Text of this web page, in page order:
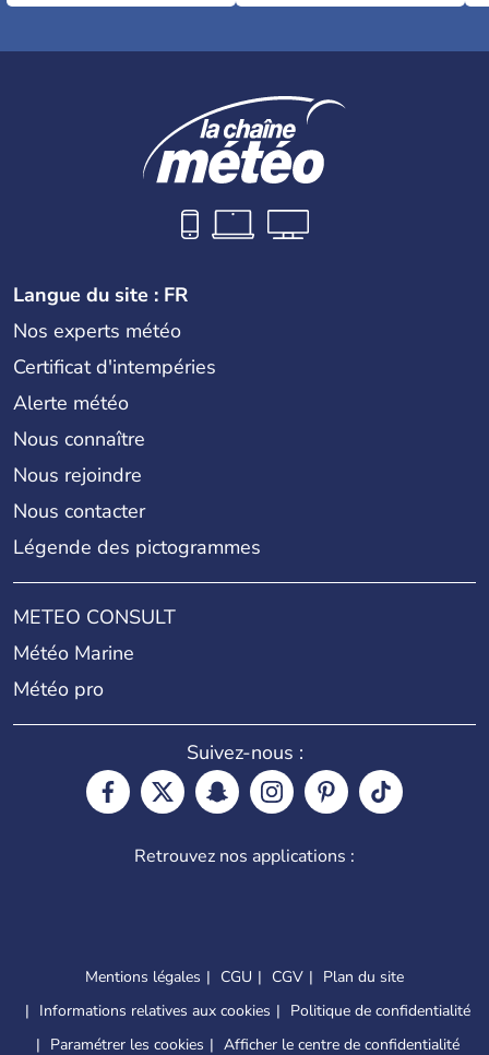
Langue du site : FR
Nos experts météo
Certificat d'intempéries
Alerte météo
Nous connaître
Nous rejoindre
Nous contacter
Légende des pictogrammes
METEO CONSULT
Météo Marine
Météo pro
Suivez-nous :
Retrouvez nos applications :
Mentions légales CGU CGV
Plan du site
Informations relatives aux cookies
Politique de confidentialité
Paramétrer les cookies
Afficher le centre de confidentialité